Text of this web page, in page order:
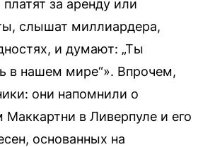
за аренду или
слышат миллиардера,
и думают: „Ты
в нашем мире“». Впрочем,
они напомнили о
в Ливерпуле и его
основанных на